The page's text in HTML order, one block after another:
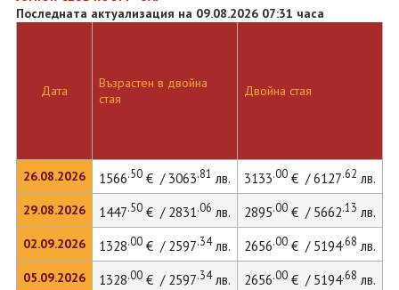
Последната актуализация на 09.08.2026 07:31 часа
Дата
26.08.2026
29.08.2026
02.09.2026
05.09.2026
Възрастен в двойна
стая
Двойна стая
1566.50€ / 3063.81 лв. 3133.00€ / 6127.62 лв.
1447.50€ / 2831.06 лв. 2895.00€ / 5662.13 лв.
1328.00€ / 2597.34лв. 2656.00€ / 5194.68 лв.
1328.00€ / 2597.34лв. 2656.00€ / 5194.68 лв.